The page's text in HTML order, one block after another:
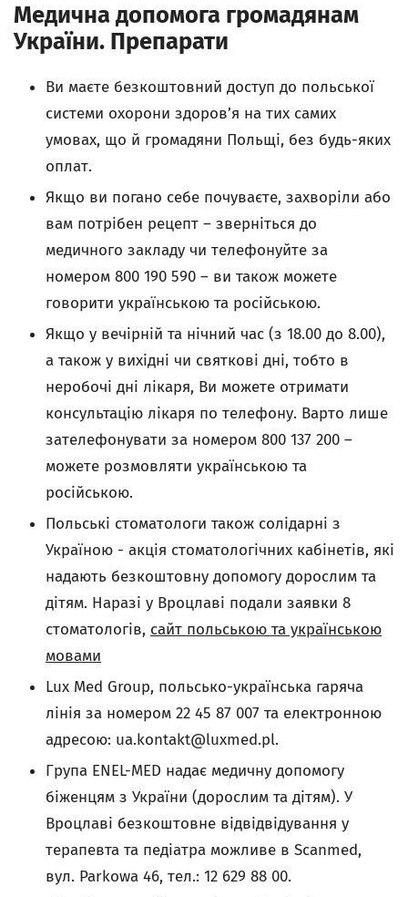
Медична допомога громадянам
України. Препарати
Ви маєте безкоштовний доступ до польської
системи охорони здоров’я на тих самих
умовах, що й громадяни Польщі, без будь-яких
оплат.
Якщо ви погано себе почуваєте, захворіли або
вам потрібен рецепт – зверніться до
медичного закладу чи телефонуйте за
номером 800 190 590 – ви також можете
говорити українською та російською.
Якщо у вечірній та нічний час (з 18.00 до 8.00),
а також у вихідні чи святкові дні, тобто в
неробочі дні лікаря, Ви можете отримати
консультацію лікаря по телефону. Варто лише
зателефонувати за номером 800 137 200 –
можете розмовляти українською та
російською.
Польські стоматологи також солідарні з
Україною - акція стоматологічних кабінетів, які
надають безкоштовну допомогу дорослим та
дітям. Наразі у Вроцлаві подали заявки 8
стоматологів, сайт польською та українською
мовами
Lux Med Group, польсько-українська гаряча
лінія за номером 22 45 87 007 та електронною
адресою: ua.kontakt@luxmed.pl.
Група ENEL-MED надає медичну допомогу
біженцям з України (дорослим та дітям). У
Вроцлаві безкоштовне відвідвідування у
терапевта та педіатра можливе в Scanmed,
вул. Parkowa 46, тел.: 12 629 88 00.